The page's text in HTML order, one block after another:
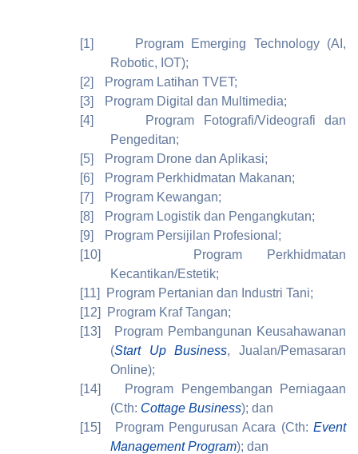
[1]
Program Emerging Technology (AI,
Robotic, IOT);
[2]
Program Latihan TVET;
[3]
Program Digital dan Multimedia;
[4]
Program Fotografi/Videografi dan
Pengeditan;
[5]
Program Drone dan Aplikasi;
[6]
Program Perkhidmatan Makanan;
[7]
Program Kewangan;
[8]
Program Logistik dan Pengangkutan;
[9]
Program Persijilan Profesional;
[10]
Program Perkhidmatan
Kecantikan/Estetik;
[11]
Program Pertanian dan Industri Tani;
[12]
Program Kraf Tangan;
[13]
Program Pembangunan Keusahawanan
(Start Up Business, Jualan/Pemasaran
Online);
[14]
Program Pengembangan Perniagaan
(Cth: Cottage Business); dan
[15]
Program Pengurusan Acara (Cth:Event
Management Program); dan